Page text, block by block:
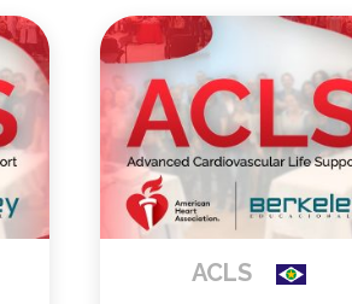
ACLS